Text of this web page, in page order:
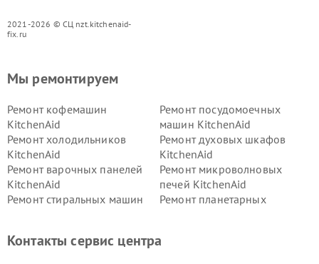
2021-2026 © СЦ nzt.kitchenaid-
fix.ru
Мы ремонтируем
Ремонт кофемашин
KitchenAid
Ремонт посудомоечных
машин KitchenAid
Ремонт холодильников
KitchenAid
Ремонт духовых шкафов
KitchenAid
Ремонт варочных панелей
KitchenAid
Ремонт микроволновых
печей KitchenAid
Ремонт стиральных машин
Ремонт планетарных
Контакты сервис центра